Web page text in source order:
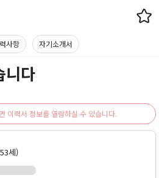
사항 자기소개서
니다
이력서 정보를 열람하실 수 있습니다.
세)